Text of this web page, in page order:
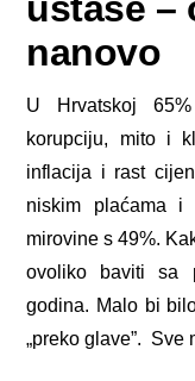
nanovo
U Hrvatskoj
korupciju, mito i
inflacija i rast
niskim plaćama i
mirovine s 49%.
ovoliko baviti sa
godina. Malo bi
„preko glave”.